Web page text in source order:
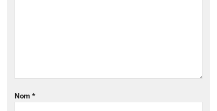
Nom *